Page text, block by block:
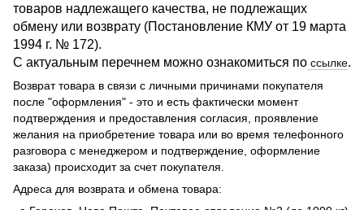
товаров надлежащего качества, не подлежащих
обмену или возврату (Постановление КМУ от 19 марта
1994 г. № 172).
С актуальным перечнем можно ознакомиться по ссылке.
Возврат товара в связи с личными причинами покупателя
после "оформления" - это и есть фактически момент
подтверждения и предоставления согласия, проявление
желания на приобретение товара или во время телефонного
разговора с менеджером и подтверждение, оформление
заказа) происходит за счет покупателя.
Адреса для возврата и обмена товара: